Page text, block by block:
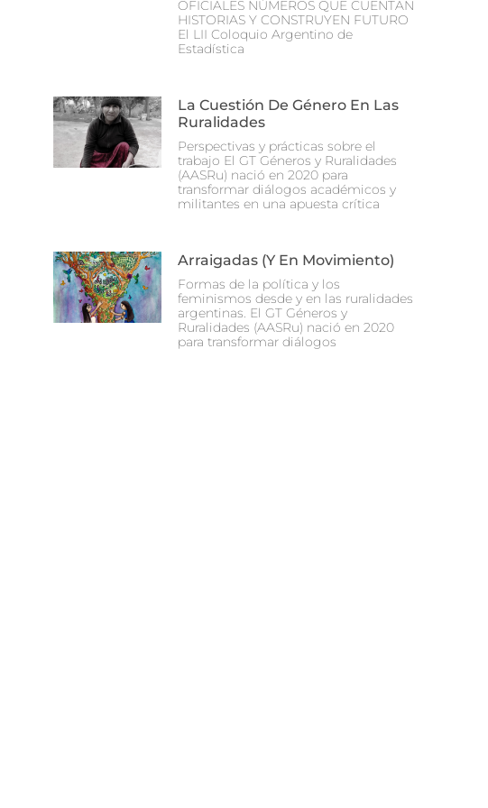
OFICIALES NÚMEROS QUE CUENTAN
HISTORIAS Y CONSTRUYEN FUTURO
El LII Coloquio Argentino de
Estadística
La Cuestión De Género En Las
Ruralidades
Perspectivas y prácticas sobre el
trabajo El GT Géneros y Ruralidades
(AASRu) nació en 2020 para
transformar diálogos académicos y
militantes en una apuesta crítica
Arraigadas (y En Movimiento)
Formas de la política y los
feminismos desde y en las ruralidades
argentinas. El GT Géneros y
Ruralidades (AASRu) nació en 2020
para transformar diálogos